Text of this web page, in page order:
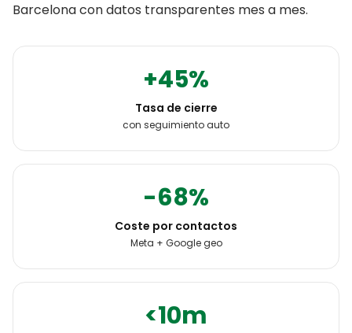
Barcelonacon datos transparentes mes a mes.
+45%
Tasa de cierre
con seguimiento auto
-68%
Coste por contactos
Meta + Google geo
<10m